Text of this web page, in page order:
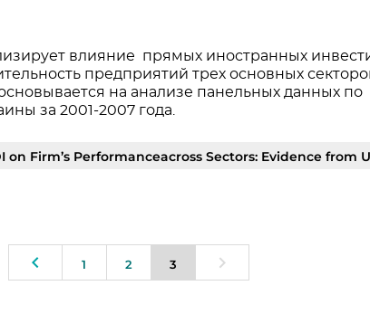
влияние прямых иностранных
предприятий трех основных
на анализе панельных данных по
за 2001-2007 года.
Firm’s Performanceacross Sectors: Evidence from Ukraine |
1 2 3